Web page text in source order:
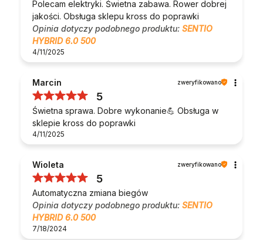
Polecam elektryki. Świetna zabawa. Rower dobrej
jakości. Obsługa sklepu kross do poprawki
Opinia dotyczy podobnego produktu: SENTIO
HYBRID 6.0 500
4/11/2025
Marcin zweryfikowano
5
Świetna sprawa. Dobre wykonanie💪 Obsługa w
sklepie kross do poprawki
4/11/2025
Wioleta zweryfikowano
5
Automatyczna zmiana biegów
Opinia dotyczy podobnego produktu: SENTIO
HYBRID 6.0 500
7/18/2024